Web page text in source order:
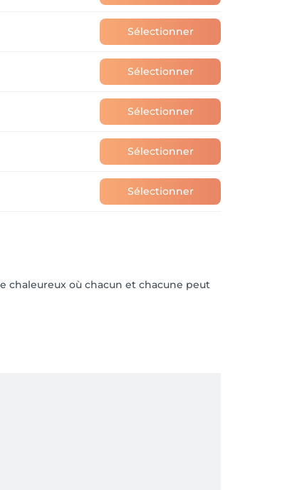
Sélectionner
Sélectionner
Sélectionner
Sélectionner
Sélectionner
chaleureux où chacun et chacune peut